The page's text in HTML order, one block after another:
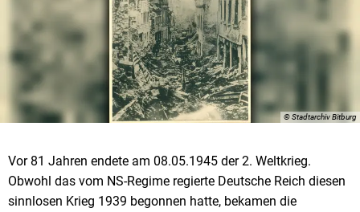
© Stadtarchiv Bitburg
Vor 81 Jahren endete am 08.05.1945 der 2. Weltkrieg.
Obwohl das vom NS-Regime regierte Deutsche Reich diesen
sinnlosen Krieg 1939 begonnen hatte, bekamen die